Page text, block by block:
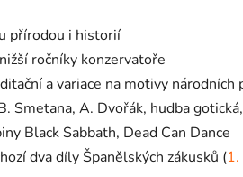
přírodou i historií
ročníky konzervatoře
a variace na motivy národních
Smetana, A. Dvořák, hudba gotická,
Black Sabbath, Dead Can Dance
dva díly Španělských zákusků (